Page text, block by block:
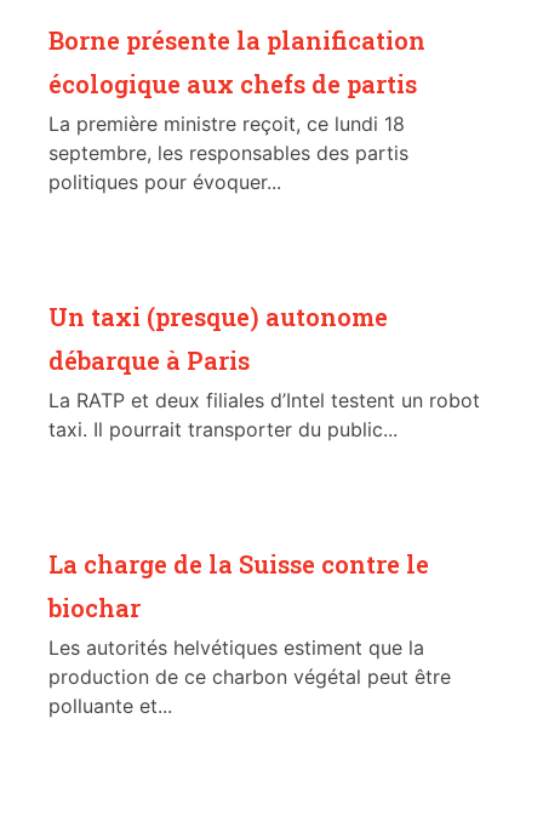
Borne présente la planification
écologique aux chefs de partis
La première ministre reçoit, ce lundi 18
septembre, les responsables des partis
politiques pour évoquer...
Un taxi (presque) autonome
débarque à Paris
La RATP et deux filiales d’Intel testent un robot
taxi. Il pourrait transporter du public...
La charge de la Suisse contre le
biochar
Les autorités helvétiques estiment que la
production de ce charbon végétal peut être
polluante et...